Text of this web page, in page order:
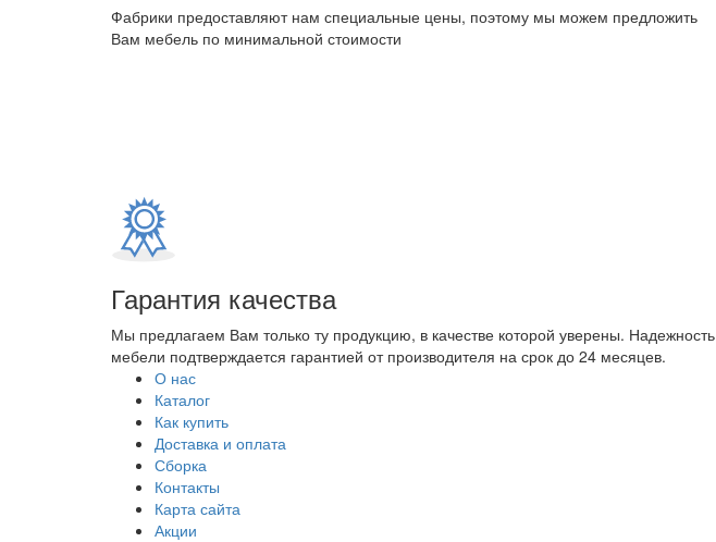
Фабрики предоставляют нам специальные цены, поэтому мы можем предложить
Вам мебель по минимальной стоимости
Гарантия качества
Мы предлагаем Вам только ту продукцию, в качестве которой уверены. Надежность
мебели подтверждается гарантией от производителя на срок до 24 месяцев.
О нас
Каталог
Как купить
Доставка и оплата
Сборка
Контакты
Карта сайта
Акции